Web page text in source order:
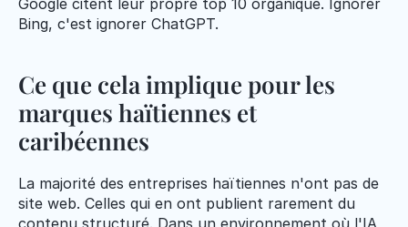
Google citent leur propre top 10 organique. Ignorer
Bing, c'est ignorer ChatGPT.
Ce que cela implique pour les
marques haïtiennes et
caribéennes
La majorité des entreprises haïtiennes n'ont pas de
site web. Celles qui en ont publient rarement du
contenu structuré. Dans un environnement où l'IA